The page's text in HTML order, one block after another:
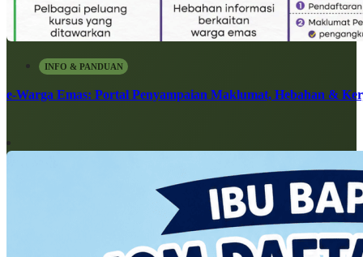
INFO & PANDUAN
e-Warga Emas: Portal Penyampaian Maklumat, Hebahan &